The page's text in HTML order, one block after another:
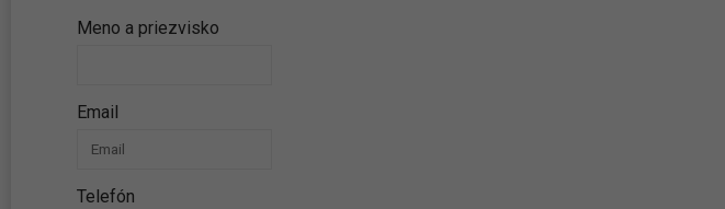
Meno a priezvisko
Email
Telefón